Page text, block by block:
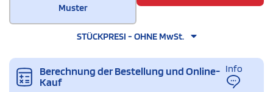
Muster
STÜCKPRESI - OHNE MwSt.
Berechnung der Bestellung und Online-
Kauf
Info